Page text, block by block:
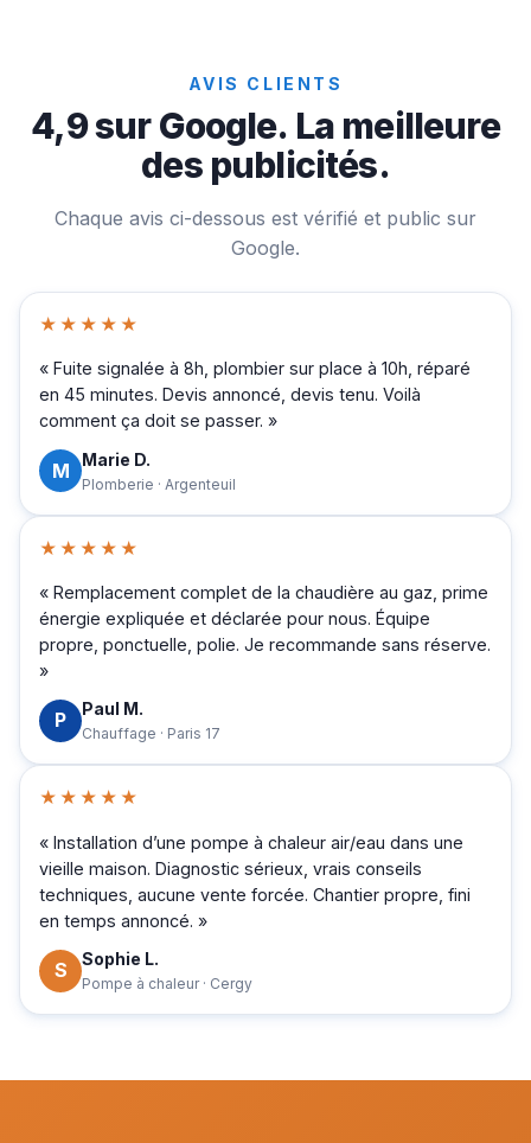
AVIS CLIENTS
4,9 sur Google. La meilleure
des publicités.
Chaque avis ci-dessous est vérifié et public sur
Google.
★★★★★
« Fuite signalée à 8h, plombier sur place à 10h, réparé
en 45 minutes. Devis annoncé, devis tenu. Voilà
comment ça doit se passer. »
M Marie D.
Plomberie · Argenteuil
★★★★★
« Remplacement complet de la chaudière au gaz, prime
énergie expliquée et déclarée pour nous. Équipe
propre, ponctuelle, polie. Je recommande sans réserve.
»
P Paul M.
Chauffage · Paris 17
★★★★★
« Installation d’une pompe à chaleur air/eau dans une
vieille maison. Diagnostic sérieux, vrais conseils
techniques, aucune vente forcée. Chantier propre, fini
en temps annoncé. »
S Sophie L.
Pompe à chaleur · Cergy